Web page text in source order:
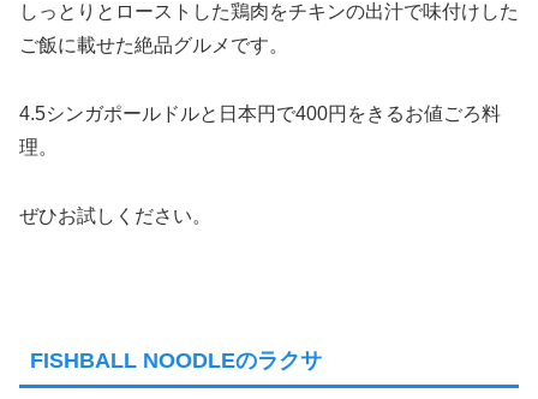
しっとりとローストした鶏肉をチキンの出汁で味付けした
ご飯に載せた絶品グルメです。
4.5シンガポールドルと日本円で400円をきるお値ごろ料
理。
ぜひお試しください。
FISHBALL NOODLEのラクサ